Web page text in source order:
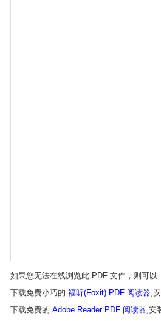
如果您无法在线浏览此 PDF 文件，则可以
下载免费小巧的 福昕(Foxit) PDF 阅读器,
下载免费的 Adobe Reader PDF 阅读器,安